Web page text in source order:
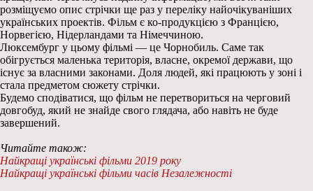
розміщуємо опис стрічки ще раз у переліку найочікуваніших
українських проектів. Фільм є ко-продукцією з Францією,
Норвегією, Нідерландами та Німеччиною.
Люксембург у цьому фільмі — це Чорнобиль. Саме так
обігрується маленька територія, власне, окремої держави, що
існує за власними законами. Доля людей, які працюють у зоні і
стала предметом сюжету стрічки.
Будемо сподіватися, що фільм не перетвориться на черговий
довгобуд, який не знайде свого глядача, або навіть не буде
завершений.
Читайте також:
Найкращі українські фільми 2019 року
Найкращі українські фільми часів Незалежності